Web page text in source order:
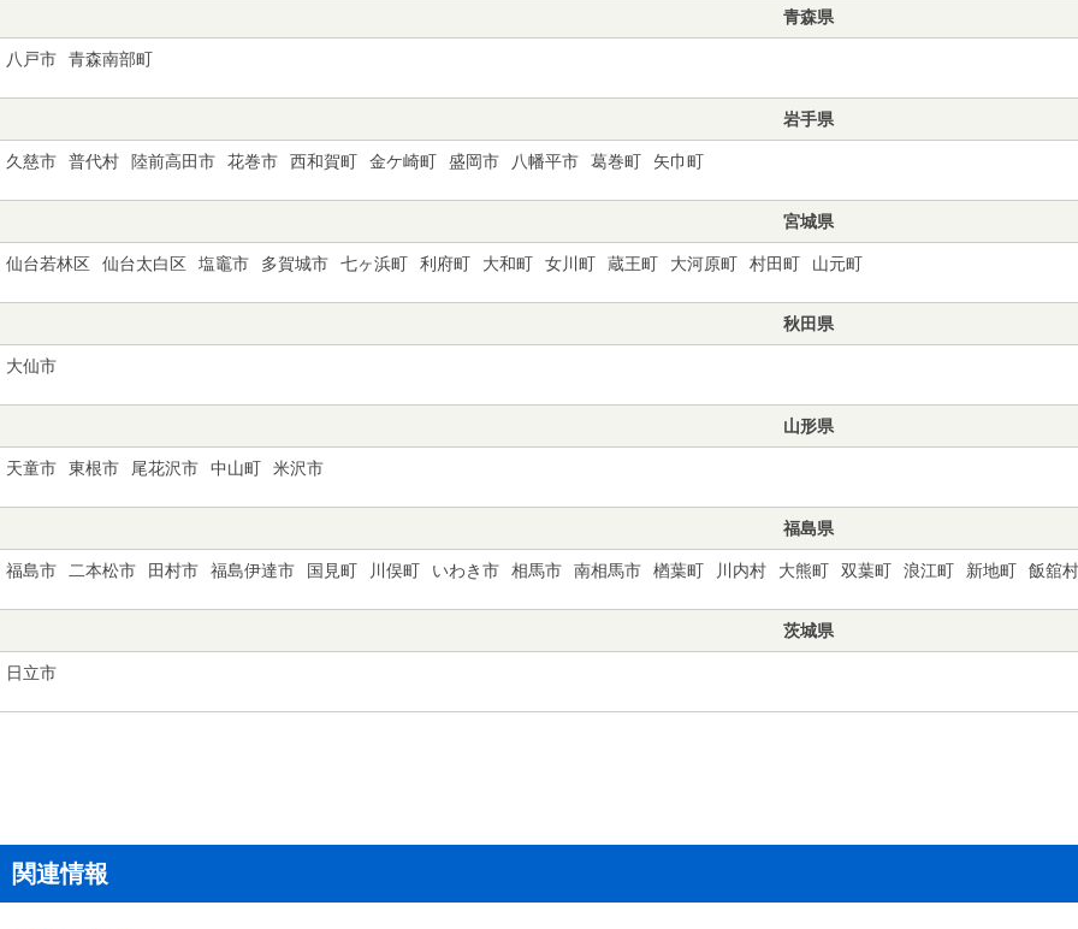
青森県
八戸市 青森南部町
岩手県
久慈市 普代村 陸前高田市 花巻市 西和賀町 金ケ崎町 盛岡市 八幡平市 葛巻町 矢巾町
宮城県
仙台若林区 仙台太白区 塩竈市 多賀城市 七ヶ浜町 利府町 大和町 女川町 蔵王町 大河原町 村田町 山元町
秋田県
大仙市
山形県
天童市 東根市 尾花沢市 中山町 米沢市
福島県
福島市 二本松市 田村市 福島伊達市 国見町 川俣町 いわき市 相馬市 南相馬市 楢葉町 川内村 大熊町 双葉町 浪江町 新地町 飯舘村
茨城県
日立市
関連情報